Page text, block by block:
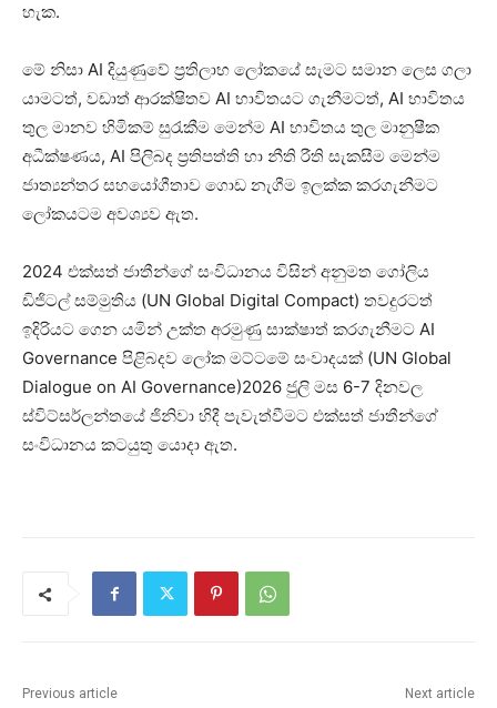
හැක.
මේ නිසා AI දියුණුවේ ප්‍රතිලාභ ලෝකයේ සැමට සමාන ලෙස ගලා
යාමටත්, වඩාත් ආරක්ෂිතව AI භාවිතයට ගැනීමටත්, AI භාවිතය
තුල මානව හිමිකම් සුරැකීම මෙන්ම AI භාවිතය තුල මානුෂීක
අධීක්ෂණය, AI පිලිබද ප්‍රතිපත්ති හා නීති රීති සැකසීම මෙන්ම
ජාත්‍යන්තර සහයෝගීතාව ගොඩ නැගීම ඉලක්ක කරගැනීමට
ලෝකයටම අවශ්‍යව ඇත.
2024 එක්සත් ජාතීන්ගේ සංවිධානය විසින් අනුමත ගෝලිය
ඩිජිටල් සම්මුතිය (UN Global Digital Compact) තවදුරටත්
ඉදිරියට ගෙන යමින් උක්ත අරමුණු සාක්ෂාත් කරගැනීමට AI
Governance පිළිබදව ලෝක මට්ටමේ සංවාදයක් (UN Global
Dialogue on AI Governance)2026 ජුලි මස 6-7 දිනවල
ස්විට්සර්ලන්තයේ ජිනිවා හිදී පැවැත්වීමට එක්සත් ජාතීන්ගේ
සංවිධානය කටයුතු යොදා ඇත.
Previous article Next article